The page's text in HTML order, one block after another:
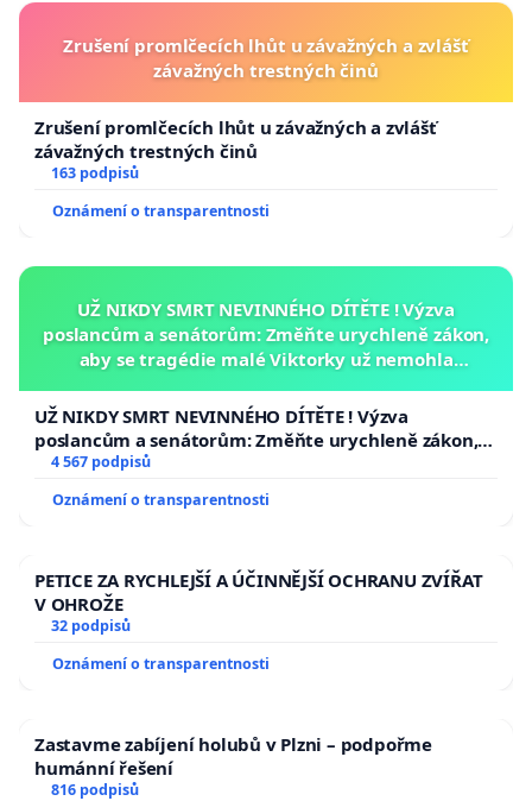
Zrušení promlčecích lhůt u závažných a zvlášť
závažných trestných činů
Zrušení promlčecích lhůt u závažných a zvlášť
závažných trestných činů
163 podpisů
Oznámení o transparentnosti
UŽ NIKDY SMRT NEVINNÉHO DÍTĚTE ! Výzva
poslancům a senátorům: Změňte urychleně zákon,
aby se tragédie malé Viktorky už nemohla
UŽ NIKDY SMRT NEVINNÉHO DÍTĚTE ! Výzva
poslancům a senátorům: Změňte urychleně zákon,
aby se tragédie malé Viktorky už nemohla opakovat!
4 567 podpisů
Oznámení o transparentnosti
PETICE ZA RYCHLEJŠÍ A ÚČINNĚJŠÍ OCHRANU ZVÍŘAT
V OHROŽE
32 podpisů
Oznámení o transparentnosti
Zastavme zabíjení holubů v Plzni – podpořme
humánní řešení
816 podpisů